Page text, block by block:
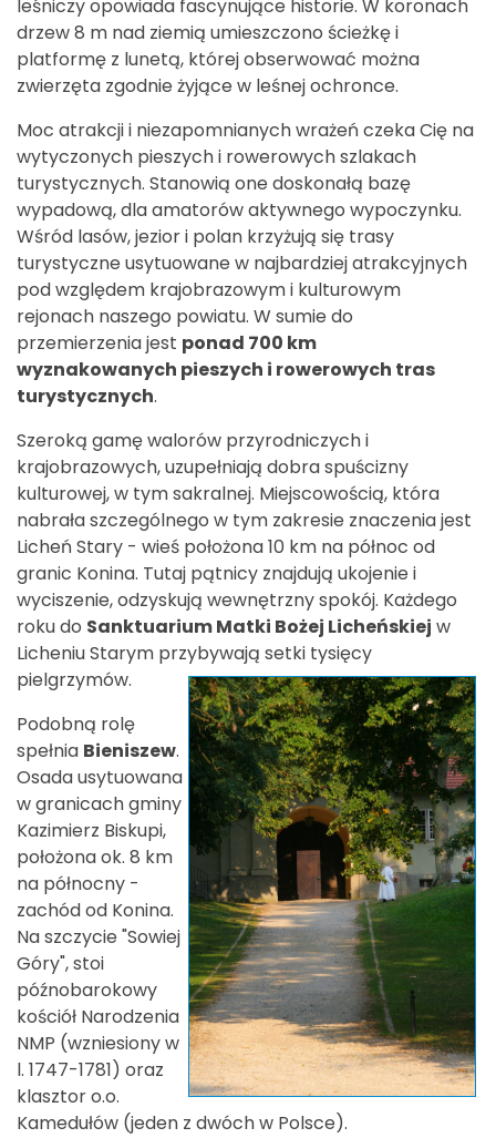
leśniczy opowiada fascynujące historie. W koronach
drzew 8 m nad ziemią umieszczono ścieżkę i
platformę z lunetą, której obserwować można
zwierzęta zgodnie żyjące w leśnej ochronce.
Moc atrakcji i niezapomnianych wrażeń czeka Cię na
wytyczonych pieszych i rowerowych szlakach
turystycznych. Stanowią one doskonałą bazę
wypadową, dla amatorów aktywnego wypoczynku.
Wśród lasów, jezior i polan krzyżują się trasy
turystyczne usytuowane w najbardziej atrakcyjnych
pod względem krajobrazowym i kulturowym
rejonach naszego powiatu. W sumie do
przemierzenia jest ponad 700 km
wyznakowanych pieszych i rowerowych tras
turystycznych.
Szeroką gamę walorów przyrodniczych i
krajobrazowych, uzupełniają dobra spuścizny
kulturowej, w tym sakralnej. Miejscowością, która
nabrała szczególnego w tym zakresie znaczenia jest
Licheń Stary - wieś położona 10 km na północ od
granic Konina. Tutaj pątnicy znajdują ukojenie i
wyciszenie, odzyskują wewnętrzny spokój. Każdego
roku do Sanktuarium Matki Bożej Licheńskiej w
Licheniu Starym przybywają setki tysięcy
pielgrzymów.
Podobną rolę
spełnia Bieniszew.
Osada usytuowana
w granicach gminy
Kazimierz Biskupi,
położona ok. 8 km
na północny -
zachód od Konina.
Na szczycie "Sowiej
Góry", stoi
późnobarokowy
kościół Narodzenia
NMP (wzniesiony w
l. 1747-1781) oraz
klasztor o.o.
Kamedułów (jeden z dwóch w Polsce).